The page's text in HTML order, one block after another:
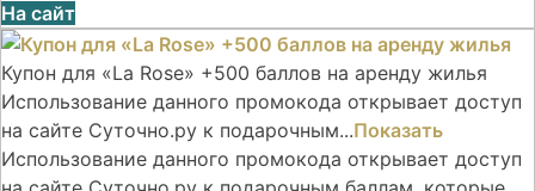
На сайт
Купон для «La Rose» +500 баллов на аренду жилья
Использование данного промокода открывает доступ
на сайте Суточно.ру к подарочным...Показать
Использование данного промокода открывает доступ